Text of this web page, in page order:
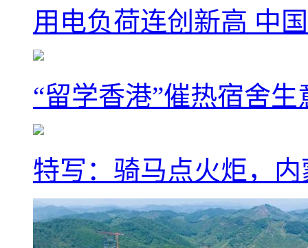
用电负荷连创新高 中
“留学香港”催热宿舍
特写：骑马点火炬，